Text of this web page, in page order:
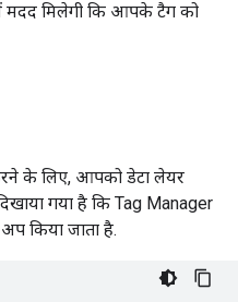
मिलेगी कि आपके टैग को
के लिए, आपको डेटा लेयर
गया है कि Tag Manager
किया जाता है.